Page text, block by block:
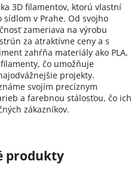
3D filamentov, ktorú vlastní
sídlom v Prahe. Od svojho
zameriava na výrobu
za atraktívne ceny a s
zahŕňa materiály ako PLA,
filamenty, čo umožňuje
projekty.
svojím precíznym
a farebnou stálosťou, čo ich
zákazníkov.